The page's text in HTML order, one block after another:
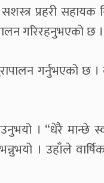
प्रहरी सहायक
गरिरहनुभएको छ ।
गर्नुभएको छ
। “धेरै मान्छे
। उहाँले